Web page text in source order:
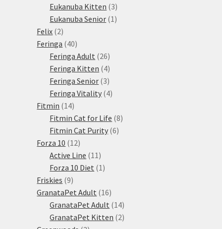
Eukanuba Kitten 33
produkty
Eukanuba Senior 1 1
Felix 22
produkty
Feringa 4040
produktů
Feringa Adult 2626
produktů
Feringa Kitten 44
produkty
Feringa Senior 33
produkty
Feringa Vitality 44
Fitmin 1414
produktů
Fitmin Cat for Life 88
Fitmin Cat Purity 66
Forza 10 1212
produktů
Active Line 11 11
produktů
Forza 10 Diet 1 1
Friskies 99
produktů
GranataPet Adult 1616
produktů
GranataPet Adult 1414
produktů
GranataPet Kitten 22